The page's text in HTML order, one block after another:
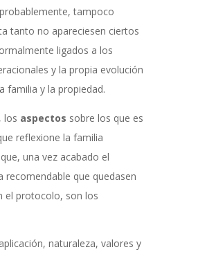
tampoco
tanto no apareciesen ciertos
ligados a los
y la propia evolución
familia y la propiedad.
los aspectos sobre los que es
reflexione la familia
una vez acabado el
recomendable que quedasen
el protocolo, son los
naturaleza, valores y